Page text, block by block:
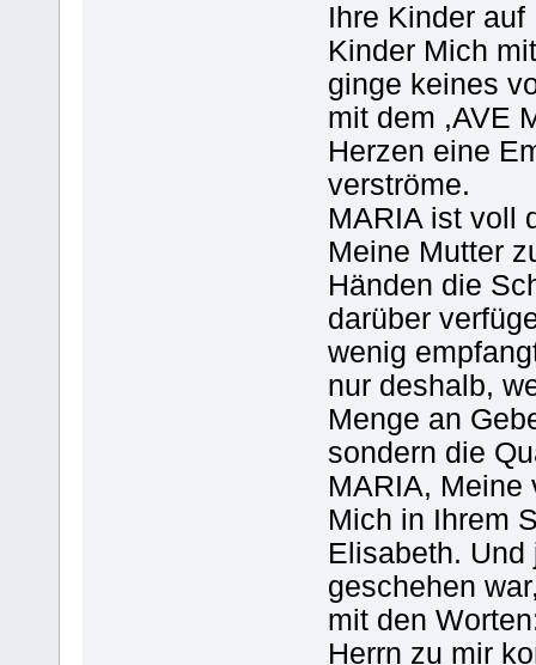
Ihre Kinder
Kinder Mich
ginge keines
mit dem ,AVE
Herzen eine
verströme.
MARIA ist voll
Meine Mutter
Händen die
darüber
wenig
nur deshalb,
Menge an
sondern die
MARIA, Meine
Mich in Ihrem
Elisabeth.
geschehen
mit den
Herrn zu mir